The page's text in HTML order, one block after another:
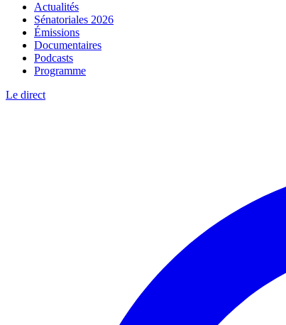
Actualités
Sénatoriales 2026
Émissions
Documentaires
Podcasts
Programme
Le direct